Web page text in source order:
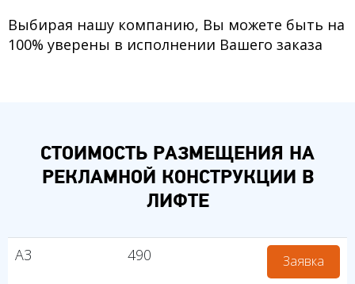
Выбирая нашу компанию, Вы можете быть на
100% уверены в исполнении Вашего заказа
СТОИМОСТЬ РАЗМЕЩЕНИЯ НА
РЕКЛАМНОЙ КОНСТРУКЦИИ В
ЛИФТЕ
А3 490 Заявка